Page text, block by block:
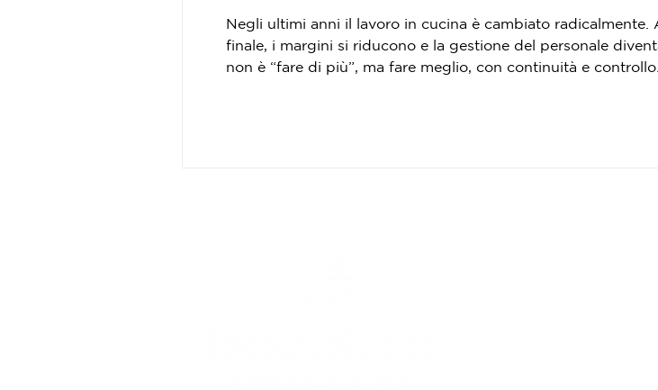
Negli ultimi anni il lavoro in cucina è cambiato radicalmente.
finale, i margini si riducono e la gestione del personale
non è “fare di più”, ma fare meglio, con continuità e controllo. È qui che entra in gioco iCombi Pro di Rational, un